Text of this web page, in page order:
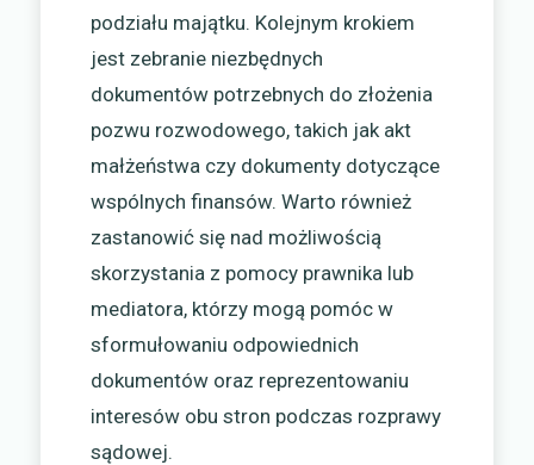
podziału majątku. Kolejnym krokiem
jest zebranie niezbędnych
dokumentów potrzebnych do złożenia
pozwu rozwodowego, takich jak akt
małżeństwa czy dokumenty dotyczące
wspólnych finansów. Warto również
zastanowić się nad możliwością
skorzystania z pomocy prawnika lub
mediatora, którzy mogą pomóc w
sformułowaniu odpowiednich
dokumentów oraz reprezentowaniu
interesów obu stron podczas rozprawy
sądowej.